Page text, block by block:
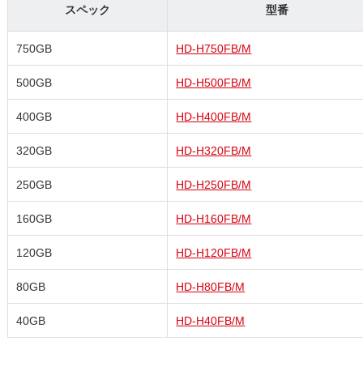
スペック 型番
750GB HD-H750FB/M
500GB HD-H500FB/M
400GB HD-H400FB/M
320GB HD-H320FB/M
250GB HD-H250FB/M
160GB HD-H160FB/M
120GB HD-H120FB/M
80GB HD-H80FB/M
40GB HD-H40FB/M